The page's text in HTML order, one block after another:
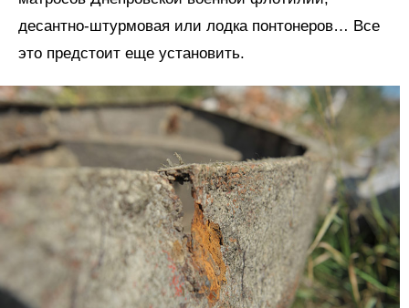
десантно-штурмовая или лодка понтонеров… Все
это предстоит еще установить.